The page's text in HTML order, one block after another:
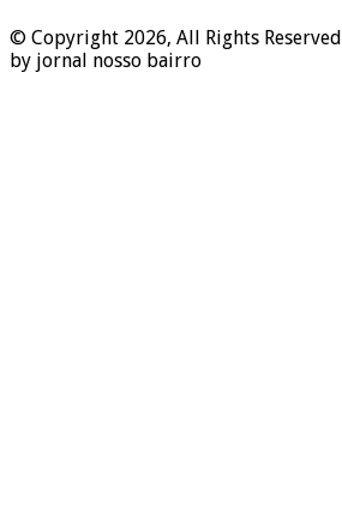
© Copyright 2026, All Rights Reserved
by jornal nosso bairro